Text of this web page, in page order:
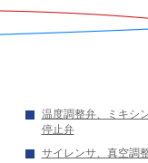
温度調整弁、ミキシ
停止弁
サイレンサ、真空調